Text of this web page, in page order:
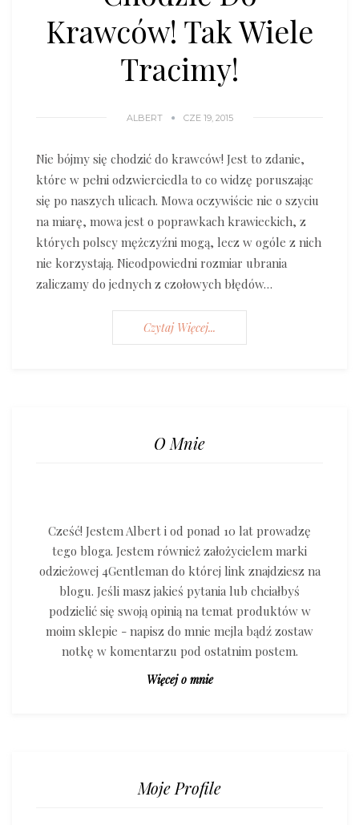
Krawców! Tak Wiele
Tracimy!
ALBERT CZE 19, 2015
Nie bójmy się chodzić do krawców! Jest to zdanie,
które w pełni odzwierciedla to co widzę poruszając
się po naszych ulicach. Mowa oczywiście nie o szyciu
na miarę, mowa jest o poprawkach krawieckich, z
których polscy mężczyźni mogą, lecz w ogóle z nich
nie korzystają. Nieodpowiedni rozmiar ubrania
zaliczamy do jednych z czołowych błędów…
Czytaj Więcej...
O Mnie
Cześć! Jestem Albert i od ponad 10 lat prowadzę
tego bloga. Jestem również założycielem marki
odzieżowej 4Gentleman do której link znajdziesz na
blogu. Jeśli masz jakieś pytania lub chciałbyś
podzielić się swoją opinią na temat produktów w
moim sklepie - napisz do mnie mejla bądź zostaw
notkę w komentarzu pod ostatnim postem.
Więcej o mnie
Moje Profile